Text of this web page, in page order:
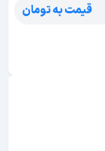
قیمت به تومان